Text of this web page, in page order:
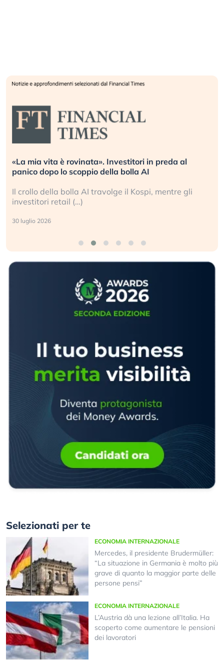
«La mia vita è rovinata». Investitori in preda al
panico dopo lo scoppio della bolla AI
Il crollo della bolla AI travolge il Kospi, mentre gli
investitori retail (…)
30 luglio 2026
Selezionati per te
ECONOMIA INTERNAZIONALE
Mercedes, il presidente Brudermüller:
“La situazione in Germania è molto più
grave di quanto la maggior parte delle
persone pensi”
ECONOMIA INTERNAZIONALE
L’Austria dà una lezione all’Italia. Ha
scoperto come aumentare le pensioni
dei lavoratori